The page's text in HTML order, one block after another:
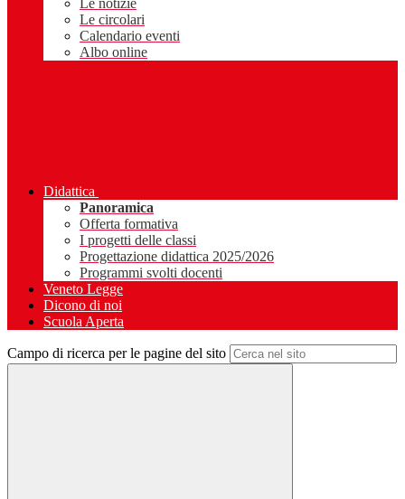
Le notizie
Le circolari
Calendario eventi
Albo online
Didattica
Panoramica
Offerta formativa
I progetti delle classi
Progettazione didattica 2025/2026
Programmi svolti docenti
Veneto Legge
Dicono di noi
Scuola Aperta
Campo di ricerca per le pagine del sito